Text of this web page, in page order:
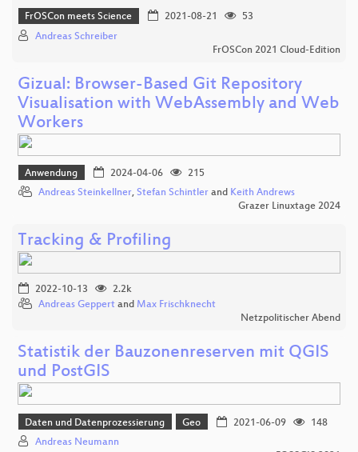
FrOSCon meets Science 2021-08-21
53
Andreas Schreiber
FrOSCon 2021 Cloud-Edition
Gizual: Browser-Based Git Repository
Visualisation with WebAssembly and Web
Workers
Anwendung 2024-04-06
215
Andreas Steinkellner, Stefan Schintler and Keith Andrews
Grazer Linuxtage 2024
Tracking & Profiling
2022-10-13
2.2k
Andreas Geppert and Max Frischknecht
Netzpolitischer Abend
Statistik der Bauzonenreserven mit QGIS
und PostGIS
Daten und Datenprozessierung Geo 2021-06-09
148
Andreas Neumann